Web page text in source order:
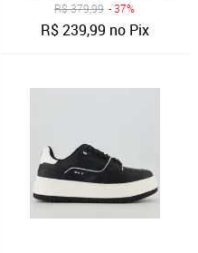
R$379,99 - 37%
R$239,99 no Pix